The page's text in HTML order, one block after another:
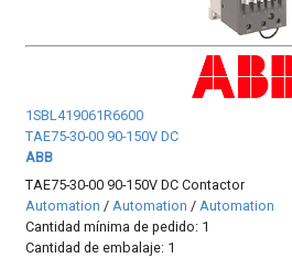
1SBL419061R6600
TAE75-30-00 90-150V DC
ABB
TAE75-30-00 90-150V DC Contactor
Automation /Automation /Automation
Cantidad mínima de pedido: 1
Cantidad de embalaje: 1